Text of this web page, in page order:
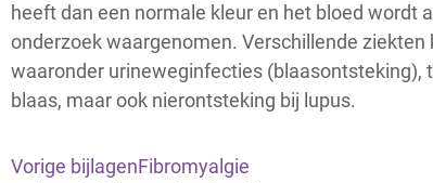
heeft dan een normale kleur en het bloed wordt
onderzoek waargenomen. Verschillende
waaronder urineweginfecties (blaasontsteking),
blaas, maar ook nierontsteking bij lupus.
Vorige bijlagenFibromyalgie